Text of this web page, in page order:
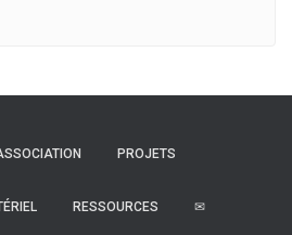
PROJETS
RESSOURCES ✉